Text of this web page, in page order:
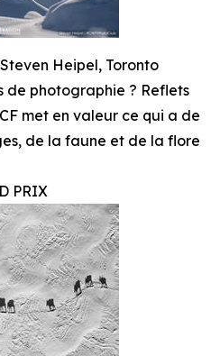
Heipel, Toronto
de photographie ? Reflets
met en valeur ce qui a de
de la faune et de la flore
PRIX